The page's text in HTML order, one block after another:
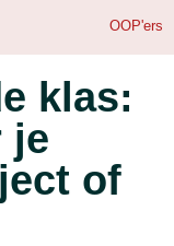
OOP'ers
klas:
je
of